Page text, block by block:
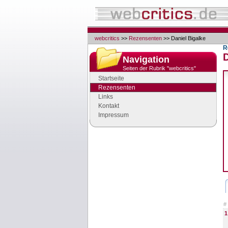
webcritics >> Rezensenten >> Daniel Bigalke
Navigation
Seiten der Rubrik "webcritics"
Startseite
Rezensenten
Links
Kontakt
Impressum
#
1